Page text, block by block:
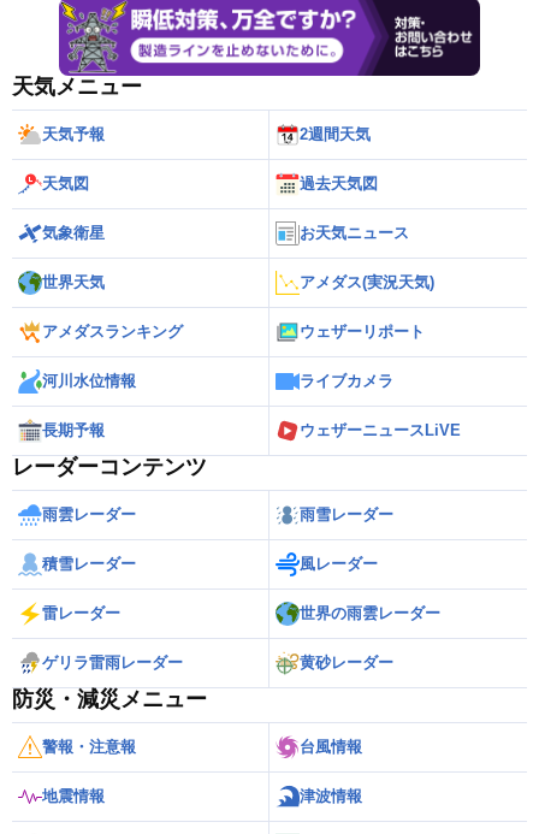
天気メニュー
天気予報 2週間天気
天気図 過去天気図
気象衛星 お天気ニュース
世界天気 アメダス(実況天気)
アメダスランキング ウェザーリポート
河川水位情報 ライブカメラ
長期予報 ウェザーニュースLiVE
レーダーコンテンツ
雨雲レーダー 雨雪レーダー
積雪レーダー 風レーダー
雷レーダー 世界の雨雲レーダー
ゲリラ雷雨レーダー 黄砂レーダー
防災・減災メニュー
警報・注意報 台風情報
地震情報 津波情報